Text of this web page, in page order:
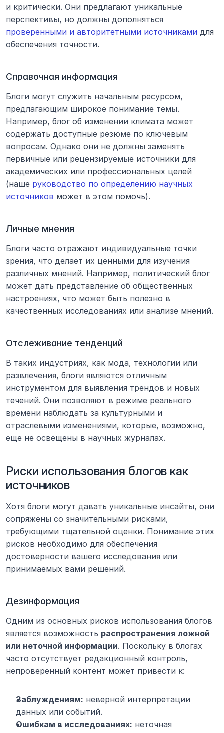
и критически. Они предлагают уникальные
проверенными и авторитетными источниками для
обеспечения точности.
Справочная информация
Блоги могут служить начальным ресурсом,
предлагающим широкое понимание темы.
Например, блог об изменении климата может
содержать доступные резюме по ключевым
вопросам. Однако они не должны заменять
первичные или рецензируемые источники для
академических или профессиональных целей
(наше руководство по определению научных
источников может в этом помочь).
Личные мнения
Блоги часто отражают индивидуальные точки
зрения, что делает их ценными для изучения
различных мнений. Например, политический блог
может дать представление об общественных
настроениях, что может быть полезно в
качественных исследованиях или анализе мнений.
Отслеживание тенденций
В таких индустриях, как мода, технологии или
развлечения, блоги являются отличным
инструментом для выявления трендов и новых
течений. Они позволяют в режиме реального
времени наблюдать за культурными и
отраслевыми изменениями, которые, возможно,
еще не освещены в научных журналах.
Риски использования блогов как
источников
Хотя блоги могут давать уникальные инсайты, они
сопряжены со значительными рисками,
требующими тщательной оценки. Понимание этих
рисков необходимо для обеспечения
достоверности вашего исследования или
принимаемых вами решений.
Дезинформация
Одним из основных рисков использования блогов
является возможность распространения ложной
или неточной информации. Поскольку в блогах
часто отсутствует редакционный контроль,
непроверенный контент может привести к:
Заблуждениям: неверной интерпретации
данных или событий.
Ошибкам в исследованиях: неточная